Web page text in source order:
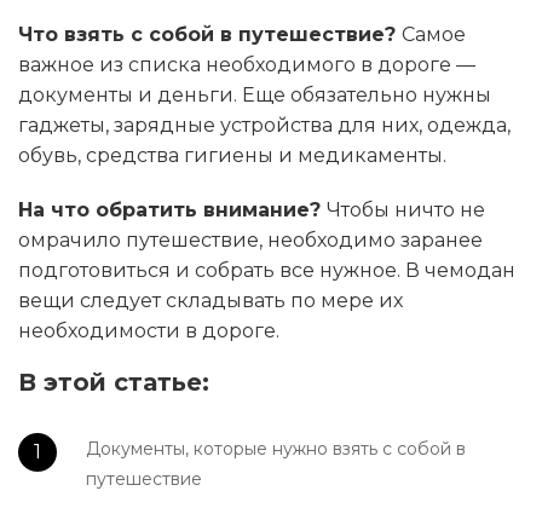
Что взять с собой в путешествие? Самое
важное из списка необходимого в дороге —
документы и деньги. Еще обязательно нужны
гаджеты, зарядные устройства для них, одежда,
обувь, средства гигиены и медикаменты.
На что обратить внимание? Чтобы ничто не
омрачило путешествие, необходимо заранее
подготовиться и собрать все нужное. В чемодан
вещи следует складывать по мере их
необходимости в дороге.
В этой статье:
Документы, которые нужно взять с собой в
путешествие